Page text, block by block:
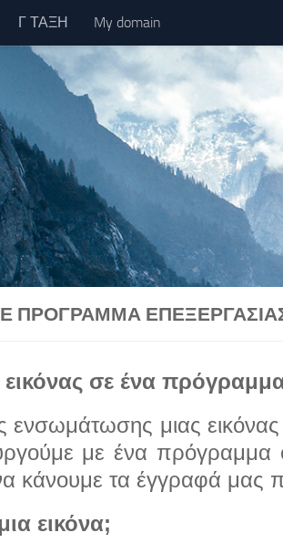
Γ ΤΑΞΗ My domain
ΠΡΌΓΡΑΜΜΑ
εικόνας σε ένα
ενσωμάτωσης μιας
με ένα
κάνουμε τα έγγραφά μας
εικόνα;